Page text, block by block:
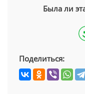
Была ли
Поделиться: